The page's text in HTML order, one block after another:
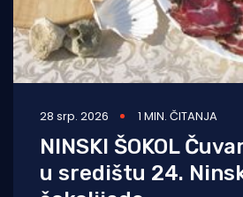
28 srp. 2026 1 MIN. ČITANJA
NINSKI ŠOKOL
u središtu 24.